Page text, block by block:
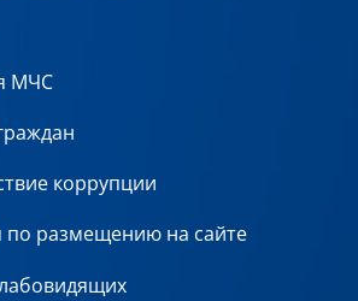
МЧС
коррупции
размещению на сайте